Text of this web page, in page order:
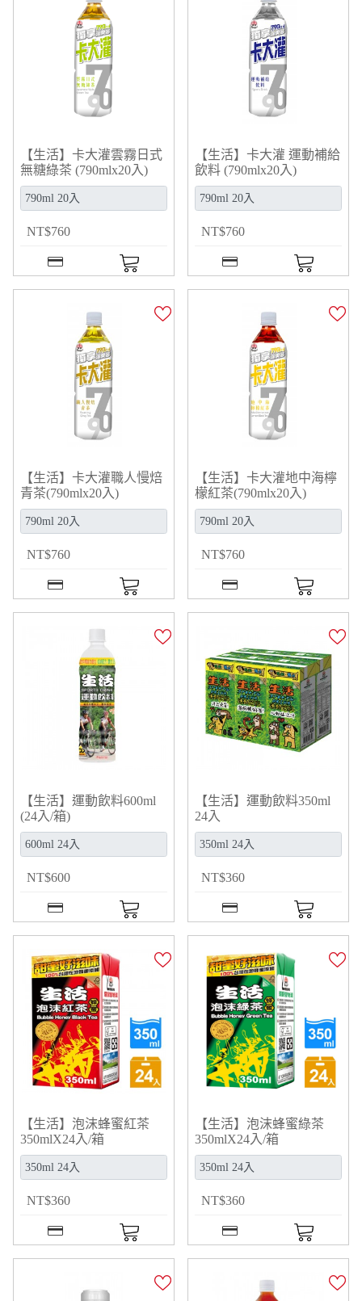
【生活】卡大灌雲霧日式
無糖綠茶 (790mlx20入)
NT$760
【生活】卡大灌 運動補給
飲料 (790mlx20入)
NT$760
【生活】卡大灌職人慢焙
青茶(790mlx20入)
NT$760
【生活】卡大灌地中海檸
檬紅茶(790mlx20入)
NT$760
【生活】運動飲料600ml
(24入/箱)
NT$600
【生活】運動飲料350ml
24入
NT$360
【生活】泡沫蜂蜜紅茶
350mlX24入/箱
NT$360
【生活】泡沫蜂蜜綠茶
350mlX24入/箱
NT$360